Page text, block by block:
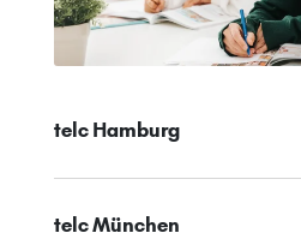
telc Hamburg
telc München